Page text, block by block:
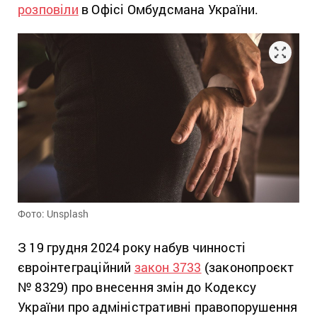
розповіли в Офісі Омбудсмана України.
Фото: Unsplash
З 19 грудня 2024 року набув чинності
євроінтеграційний закон 3733 (законопроєкт
№ 8329) про внесення змін до Кодексу
України про адміністративні правопорушення